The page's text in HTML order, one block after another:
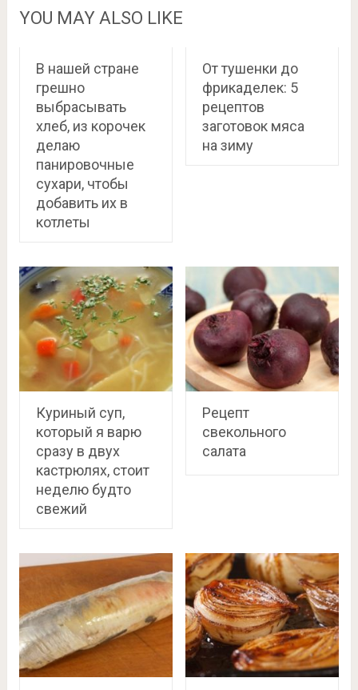
YOU MAY ALSO LIKE
В нашей стране
грешно
выбрасывать
хлеб, из корочек
делаю
панировочные
сухари, чтобы
добавить их в
котлеты
От тушенки до
фрикаделек: 5
рецептов
заготовок мяса
на зиму
Куриный суп,
который я варю
сразу в двух
кастрюлях, стоит
неделю будто
свежий
Рецепт
свекольного
салата